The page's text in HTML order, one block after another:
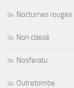
Nocturnes rouges
Non classé
Nosferatu
Outretombe